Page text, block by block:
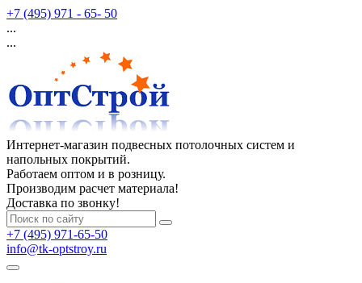
+7 (495) 971 - 65- 50
...
...
Интернет-магазин подвесных потолочных систем и
напольных покрытий.
Работаем оптом и в розницу.
Производим расчет материала!
Доставка по звонку!
+7 (495) 971-65-50
info@tk-optstroy.ru